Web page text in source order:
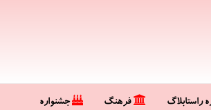
راستابلاگ فرهنگ جشنواره